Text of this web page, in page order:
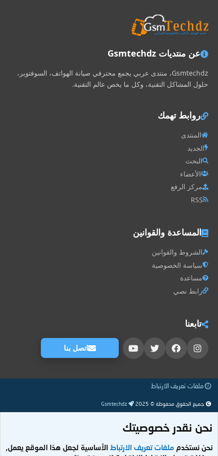
عن منتديات Gsmtechdz
Gsmtechdz، منتدى عربي يجمع محترفي صيانة الهواتف، السوفتوير،
حلول المشاكل التقنية، وكل ما يخص عالم التقنية.
روابط تهمك
المنتدى
الجديد
البحث
الأعضاء
مركز الرفع
RSS
المساعدة والقوانين
الشروط والقوانين
سياسة الخصوصية
مساعدة
رابط نصي
تابعنا
اتصل بنا
ملفات تعريف الارتباط
جميع الحقوق محفوظة © 2025 Gsmtechdz
نحن نقدر خصوصيتك
نحن نستخدم ملفات تعريف الارتباطالأساسية لجعل هذا الموقع يعمل,